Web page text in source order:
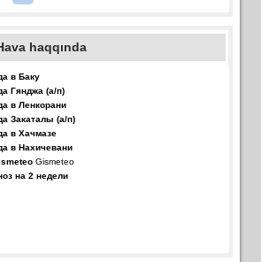
haqqında
в Баку
Гянджа (а/п)
в Ленкорани
Закаталы (а/п)
в Хачмазе
в Нахичевани
Gismeteo
на 2 недели